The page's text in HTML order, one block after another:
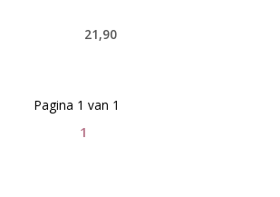
21,90
1
Pagina 1 van 1